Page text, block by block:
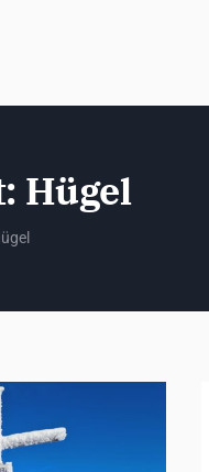
Hügel